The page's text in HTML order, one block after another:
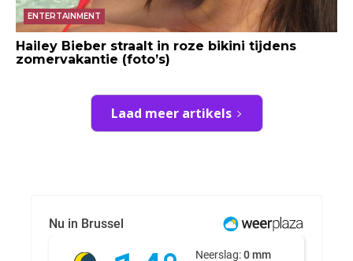
ENTERTAINMENT
Hailey Bieber straalt in roze bikini tijdens
zomervakantie (foto’s)
Laad meer artikels